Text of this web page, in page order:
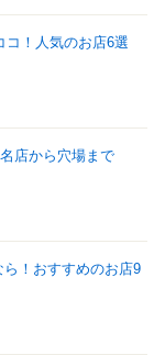
コ！人気のお店6選
店から穴場まで
！おすすめのお店9